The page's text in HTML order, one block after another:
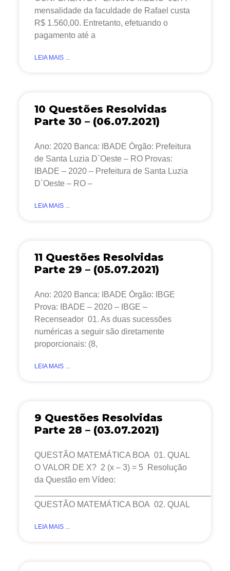
mensalidade da faculdade de Rafael custa
R$ 1.560,00. Entretanto, efetuando o
pagamento até a
LEIA MAIS ...
10 Questões Resolvidas
Parte 30 – (06.07.2021)
Ano: 2020 Banca: IBADE Órgão: Prefeitura
de Santa Luzia D`Oeste – RO Provas:
IBADE – 2020 – Prefeitura de Santa Luzia
D`Oeste – RO –
LEIA MAIS ...
11 Questões Resolvidas
Parte 29 – (05.07.2021)
Ano: 2020 Banca: IBADE Órgão: IBGE
Prova: IBADE – 2020 – IBGE –
Recenseador 01. As duas sucessões
numéricas a seguir são diretamente
proporcionais: (8,
LEIA MAIS ...
9 Questões Resolvidas
Parte 28 – (03.07.2021)
QUESTÃO MATEMÁTICA BOA 01. QUAL
O VALOR DE X? 2 (x – 3) = 5 Resolução
da Questão em Vídeo:
QUESTÃO MATEMÁTICA BOA 02. QUAL
LEIA MAIS ...